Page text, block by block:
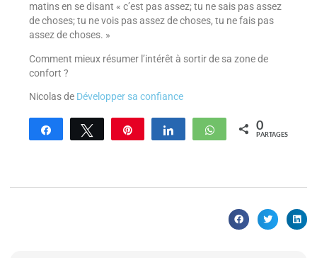
matins en se disant « c’est pas assez; tu ne sais pas assez
de choses; tu ne vois pas assez de choses, tu ne fais pas
assez de choses. »
Comment mieux résumer l’intérêt à sortir de sa zone de
confort ?
Nicolas de Développer sa confiance
Partagez Tweetez Enregistrer Partagez WhatsApp
0
PARTAGES